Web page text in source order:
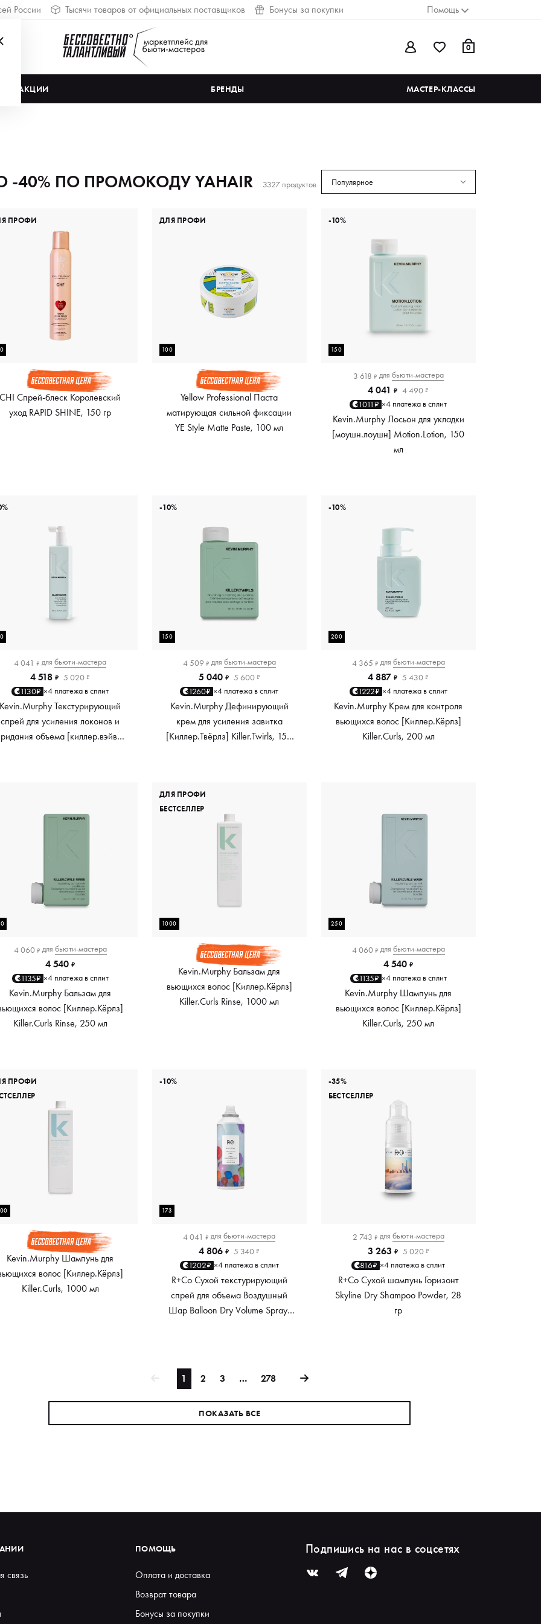
России Тысячи товаров от официальных поставщиков Бонусы за покупки Помощь
0
АКЦИИ БРЕНДЫ МАСТЕР-КЛАССЫ
-40% ПО ПРОМОКОДУ YAHAIR 3327 продуктов Популярное
CHI Спрей-блеск Королевский
уход RAPID SHINE, 150 гр
ПРОФИ
100
Yellow Professional Паста
матирующая сильной фиксации
YE Style Matte Paste, 100 мл
ДЛЯ ПРОФИ
150
3 618 ₽ для бьюти-мастера
4 041 ₽ 4 490 ₽
1011₽ ×4 платежа в сплит
Kevin.Murphy Лосьон для укладки
[моушн.лоушн] Motion.Lotion, 150
мл
-10%
4 041 ₽ для бьюти-мастера
4 518 ₽ 5 020 ₽
1130₽ ×4 платежа в сплит
Kevin.Murphy Текстурирующий
спрей для усиления локонов и
объема [киллер.вэйвс]
150
4 509 ₽ для бьюти-мастера
5 040 ₽ 5 600 ₽
1260₽ ×4 платежа в сплит
Kevin.Murphy Дефинирующий
крем для усиления завитка
[Киллер.Твёрлз] Killer.Twirls, 150
-10%
200
4 365 ₽ для бьюти-мастера
4 887 ₽ 5 430 ₽
1222₽ ×4 платежа в сплит
Kevin.Murphy Крем для контроля
вьющихся волос [Киллер.Кёрлз]
Killer.Curls, 200 мл
-10%
4 060 ₽ для бьюти-мастера
4 540 ₽
1135₽ ×4 платежа в сплит
Kevin.Murphy Бальзам для
волос [Киллер.Кёрлз]
Killer.Curls Rinse, 250 мл
1000
Kevin.Murphy Бальзам для
вьющихся волос [Киллер.Кёрлз]
Killer.Curls Rinse, 1000 мл
ДЛЯ ПРОФИ
БЕСТСЕЛЛЕР
250
4 060 ₽ для бьюти-мастера
4 540 ₽
1135₽ ×4 платежа в сплит
Kevin.Murphy Шампунь для
вьющихся волос [Киллер.Кёрлз]
Killer.Curls, 250 мл
Kevin.Murphy Шампунь для
волос [Киллер.Кёрлз]
Killer.Curls, 1000 мл
ПРОФИ
173
4 041 ₽ для бьюти-мастера
4 806 ₽ 5 340 ₽
1202₽ ×4 платежа в сплит
R+Co Сухой текстурирующий
спрей для объема Воздушный
Шар Balloon Dry Volume Spray,
-10%
2 743 ₽ для бьюти-мастера
3 263 ₽ 5 020 ₽
816₽ ×4 платежа в сплит
R+Co Сухой шампунь Горизонт
Skyline Dry Shampoo Powder, 28
гр
-35%
БЕСТСЕЛЛЕР
1 2 3 … 278
ПОКАЗАТЬ ВСЕ
связь
ПОМОЩЬ
Оплата и доставка
Возврат товара
Бонусы за покупки
Подпишись на нас в соцсетях